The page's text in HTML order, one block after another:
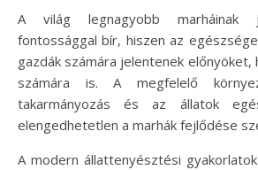
A világ legnagyobb marháinak
fontossággal bír, hiszen az
gazdák számára jelentenek előnyöket,
számára is. A megfelelő
takarmányozás és az állatok
elengedhetetlen a marhák fejlődése
A modern állattenyésztési